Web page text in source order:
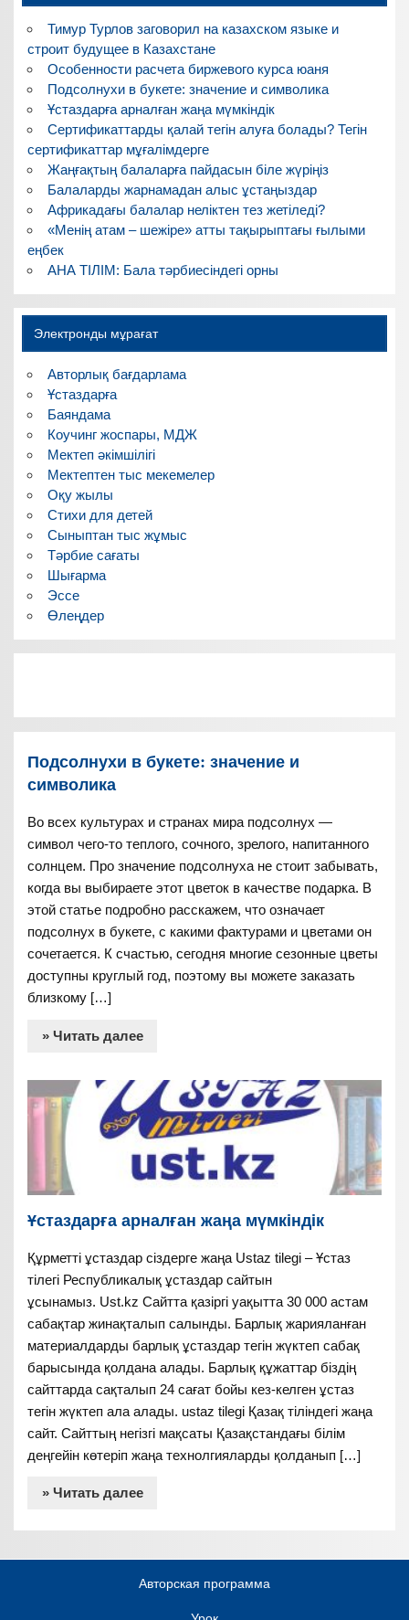
Тимур Турлов заговорил на казахском языке и
строит будущее в Казахстане
Особенности расчета биржевого курса юаня
Подсолнухи в букете: значение и символика
Ұстаздарға арналған жаңа мүмкіндік
Сертификаттарды қалай тегін алуға болады? Тегін
сертификаттар мұғалімдерге
Жаңғақтың балаларға пайдасын біле жүріңіз
Балаларды жарнамадан алыс ұстаңыздар
Африкадағы балалар неліктен тез жетіледі?
«Менің атам – шежіре» атты тақырыптағы ғылыми
еңбек
АНА ТІЛІМ: Бала тәрбиесіндегі орны
Электронды мұрағат
Авторлық бағдарлама
Ұстаздарға
Баяндама
Коучинг жоспары, МДЖ
Мектеп әкімшілігі
Мектептен тыс мекемелер
Оқу жылы
Стихи для детей
Сыныптан тыс жұмыс
Тәрбие сағаты
Шығарма
Эссе
Өлеңдер
Подсолнухи в букете: значение и
символика
Во всех культурах и странах мира подсолнух —
символ чего-то теплого, сочного, зрелого, напитанного
солнцем. Про значение подсолнуха не стоит забывать,
когда вы выбираете этот цветок в качестве подарка. В
этой статье подробно расскажем, что означает
подсолнух в букете, с какими фактурами и цветами он
сочетается. К счастью, сегодня многие сезонные цветы
доступны круглый год, поэтому вы можете заказать
близкому […]
» Читать далее
Ұстаздарға арналған жаңа мүмкіндік
Құрметті ұстаздар сіздерге жаңа Ustaz tilegi – Ұстаз
тілегі Республикалық ұстаздар сайтын
ұсынамыз. Ust.kz Сайтта қазіргі уақытта 30 000 астам
сабақтар жинақталып салынды. Барлық жарияланған
материалдарды барлық ұстаздар тегін жүктеп сабақ
барысында қолдана алады. Барлық құжаттар біздің
сайттарда сақталып 24 сағат бойы кез-келген ұстаз
тегін жүктеп ала алады. ustaz tilegi Қазақ тіліндегі жаңа
сайт. Сайттың негізгі мақсаты Қазақстандағы білім
деңгейін көтеріп жаңа технолгияларды қолданып […]
» Читать далее
Авторская программа